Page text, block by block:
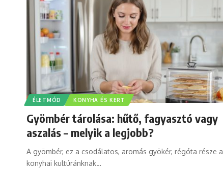
ÉLETMÓD KONYHA ÉS KERT
Gyömbér tárolása: hűtő, fagyasztó vagy
aszalás – melyik a legjobb?
A gyömbér, ez a csodálatos, aromás gyökér, régóta része a
konyhai kultúránknak…